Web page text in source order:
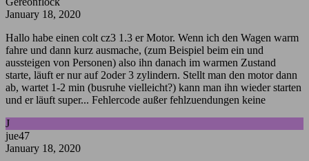
January 18, 2020
Hallo habe einen colt cz3 1.3 er Motor. Wenn ich den Wagen warm
fahre und dann kurz ausmache, (zum Beispiel beim ein und
aussteigen von Personen) also ihn danach im warmen Zustand
starte, läuft er nur auf 2oder 3 zylindern. Stellt man den motor dann
ab, wartet 1-2 min (busruhe vielleicht?) kann man ihn wieder starten
und er läuft super... Fehlercode außer fehlzuendungen keine
J
jue47
January 18, 2020